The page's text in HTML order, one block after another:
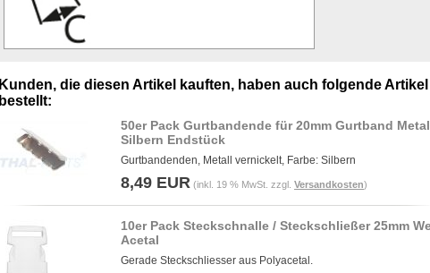
Kunden, die diesen Artikel kauften, haben auch folgende Artikel
bestellt:
50er Pack Gurtbandende für 20mm Gurtband
Silbern Endstück
Gurtbandenden, Metall vernickelt, Farbe: Silbern
8,49 EUR (inkl. 19 % MwSt. zzgl. Versandkosten)
10er Pack Steckschnalle / Steckschließer 25mm
Acetal
Gerade Steckschliesser aus Polyacetal.